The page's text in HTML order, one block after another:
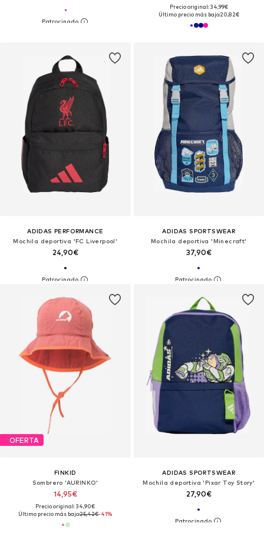
Precio original: 34,99€
Último precio más bajo:20,82€
ADIDAS PERFORMANCE
Mochila deportiva 'FC Liverpool'
24,90€
ADIDAS SPORTSWEAR
Mochila deportiva 'Minecraft'
37,90€
OFERTA
FINKID
Sombrero 'AURINKO'
14,95€
Precio original: 34,90€
Último precio más bajo:25,42€-41%
ADIDAS SPORTSWEAR
Mochila deportiva 'Pixar Toy Story'
27,90€